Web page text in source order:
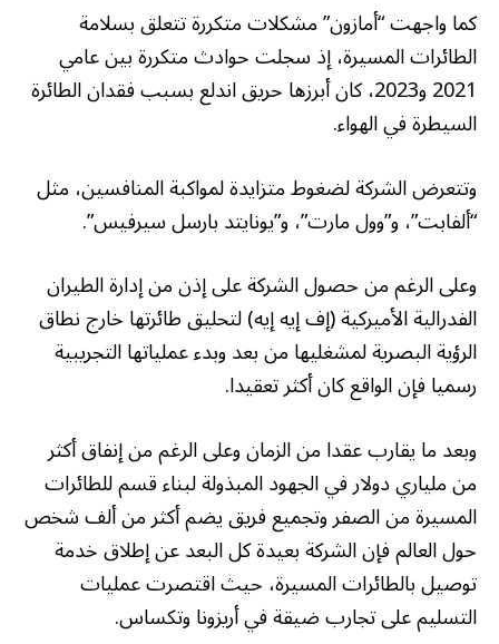
كما واجهت “أمازون” مشكلات متكررة تتعلق بسلامة
الطائرات المسيرة، إذ سجلت حوادث متكررة بين عامي
2021 و2023، كان أبرزها حريق اندلع بسبب فقدان الطائرة
السيطرة في الهواء.
وتتعرض الشركة لضغوط متزايدة لمواكبة المنافسين، مثل
“ألفابت”، و”وول مارت”، و”يونايتد بارسل سيرفيس”.
وعلى الرغم من حصول الشركة على إذن من إدارة الطيران
الفدرالية الأميركية (إف إيه إيه) لتحليق طائرتها خارج نطاق
الرؤية البصرية لمشغليها من بعد وبدء عملياتها التجريبية
رسميا فإن الواقع كان أكثر تعقيدا.
وبعد ما يقارب عقدا من الزمان وعلى الرغم من إنفاق أكثر
من ملياري دولار في الجهود المبذولة لبناء قسم للطائرات
المسيرة من الصفر وتجميع فريق يضم أكثر من ألف شخص
حول العالم فإن الشركة بعيدة كل البعد عن إطلاق خدمة
توصيل بالطائرات المسيرة، حيث اقتصرت عمليات
التسليم على تجارب ضيقة في أريزونا وتكساس.